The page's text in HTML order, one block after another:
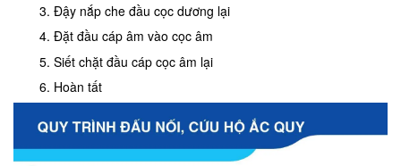
Đậy nắp che đầu cọc dương lại
Đặt đầu cáp âm vào cọc âm
Siết chặt đầu cáp cọc âm lại
Hoàn tất